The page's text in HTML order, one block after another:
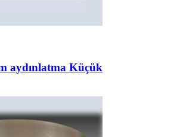
aydınlatma Küçük